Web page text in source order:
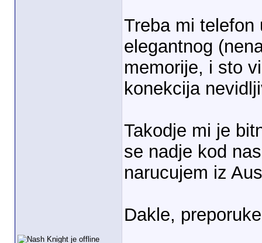
Treba mi telefon
elegantnog
memorije, i sto
konekcija
Takodje mi je
se nadje kod
narucujem iz
Dakle,